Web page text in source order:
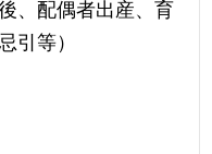
、配偶者出産、育
引等）